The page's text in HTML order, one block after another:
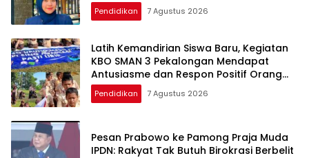
Pendidikan 7 Agustus 2026
Latih Kemandirian Siswa Baru, Kegiatan
KBO SMAN 3 Pekalongan Mendapat
Antusiasme dan Respon Positif Orang
Tua Murid
Pendidikan 7 Agustus 2026
Pesan Prabowo ke Pamong Praja Muda
IPDN: Rakyat Tak Butuh Birokrasi Berbelit